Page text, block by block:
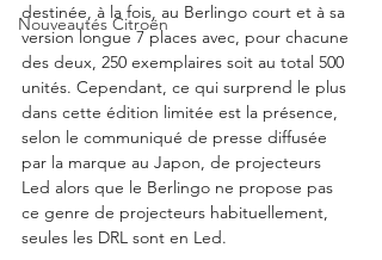
Nouveautés Citroën
destinée, à la fois, au Berlingo court et à sa
version longue 7 places avec, pour chacune
des deux, 250 exemplaires soit au total 500
unités. Cependant, ce qui surprend le plus
dans cette édition limitée est la présence,
selon le communiqué de presse diffusée
par la marque au Japon, de projecteurs
Led alors que le Berlingo ne propose pas
ce genre de projecteurs habituellement,
seules les DRL sont en Led.